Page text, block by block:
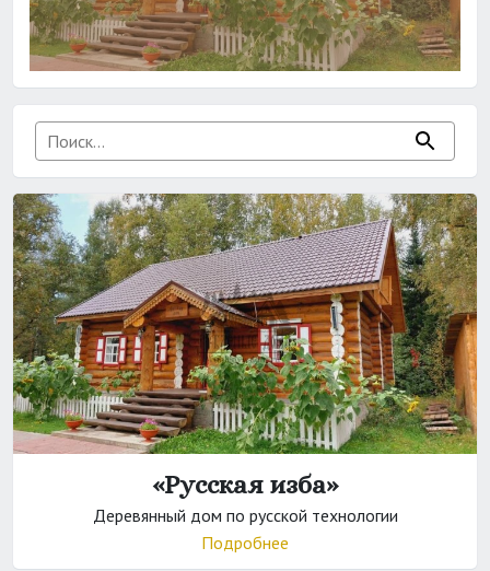
«Русская изба»
Деревянный дом по русской технологии
Подробнее